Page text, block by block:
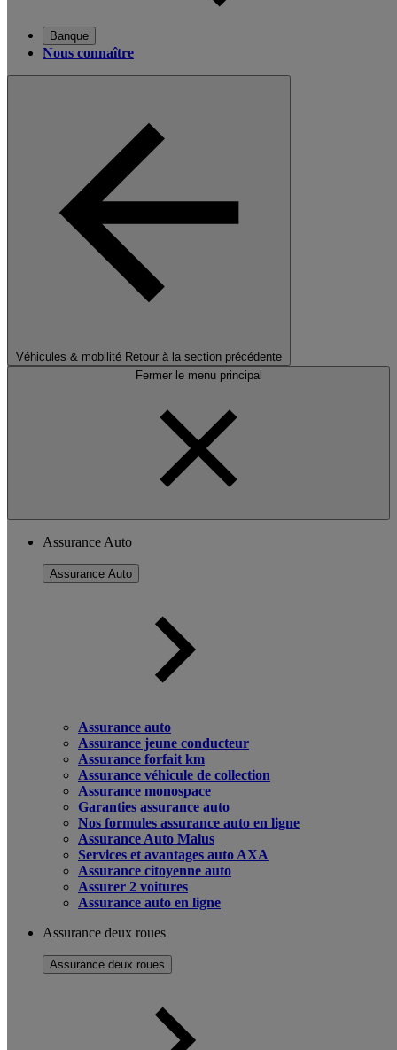
Banque
Nous connaître
Véhicules & mobilité Retour à la section précédente
Fermer le menu principal
Assurance Auto
Assurance Auto
Assurance auto
Assurance jeune conducteur
Assurance forfait km
Assurance véhicule de collection
Assurance monospace
Garanties assurance auto
Nos formules assurance auto en ligne
Assurance Auto Malus
Services et avantages auto AXA
Assurance citoyenne auto
Assurer 2 voitures
Assurance auto en ligne
Assurance deux roues
Assurance deux roues